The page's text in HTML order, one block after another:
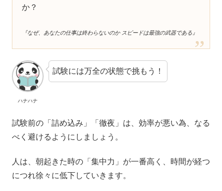
か？
『なぜ、あなたの仕事は終わらないのか スピードは最強の武器である』
ハナハナ
試験には万全の状態で挑もう！
試験前の「詰め込み」「徹夜」は、効率が悪い為、なる
べく避けるようにしましょう。
人は、朝起きた時の「集中力」が一番高く、時間が経つ
につれ徐々に低下していきます。